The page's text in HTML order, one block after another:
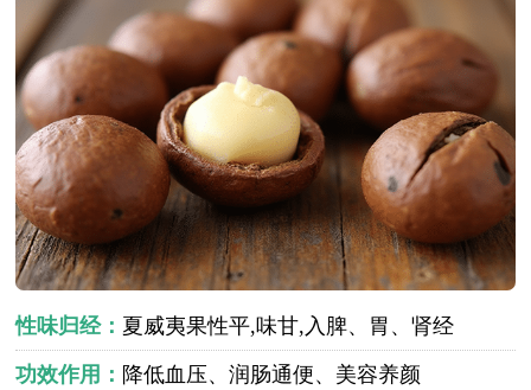
性味归经： 夏威夷果性平,味甘,入脾、胃、肾经
功效作用： 降低血压、润肠通便、美容养颜